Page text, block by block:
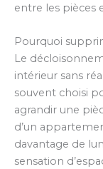
entre les pièces
Pourquoi
Le
intérieur sans
souvent choisi
agrandir une
d’un
davantage de
sensation